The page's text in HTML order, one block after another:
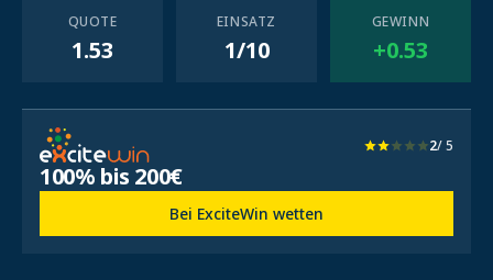
QUOTE
1.53
EINSATZ
1/10
GEWINN
+0.53
2/ 5
100% bis 200€
Bei ExciteWin wetten